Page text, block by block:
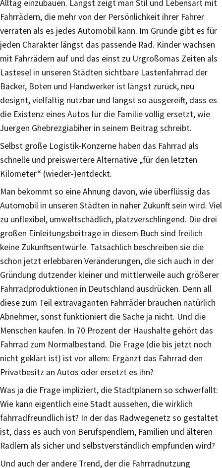
Alltag einzubauen. Längst zeigt man Stil und Lebensart mit
Fahrrädern, die mehr von der Persönlichkeit ihrer Fahrer
verraten als es jedes Automobil kann. Im Grunde gibt es für
jeden Charakter längst das passende Rad. Kinder wachsen
mit Fahrrädern auf und das einst zu Urgroßomas Zeiten als
Lastesel in unseren Städten sichtbare Lastenfahrrad der
Bäcker, Boten und Handwerker ist längst zurück, neu
designt, vielfältig nutzbar und längst so ausgereift, dass es
die Existenz eines Autos für die Familie völlig ersetzt, wie
Juergen Ghebrezgiabiher in seinem Beitrag schreibt.
Selbst große Logistik-Konzerne haben das Fahrrad als
schnelle und preiswertere Alternative „für den letzten
Kilometer“ (wieder-)entdeckt.
Man bekommt so eine Ahnung davon, wie überflüssig das
Automobil in unseren Städten in naher Zukunft sein wird. Viel
zu unflexibel, umweltschädlich, platzverschlingend. Die drei
großen Einleitungsbeiträge in diesem Buch sind freilich
keine Zukunftsentwürfe. Tatsächlich beschreiben sie die
schon jetzt erlebbaren Veränderungen, die sich auch in der
Gründung dutzender kleiner und mittlerweile auch größerer
Fahrradproduktionen in Deutschland ausdrücken. Denn all
diese zum Teil extravaganten Fahrräder brauchen natürlich
Abnehmer, sonst funktioniert die Sache ja nicht. Und die
Menschen kaufen. In 70 Prozent der Haushalte gehört das
Fahrrad zum Normalbestand. Die Frage (die bis jetzt noch
nicht geklärt ist) ist vor allem: Ergänzt das Fahrrad den
Privatbesitz an Autos oder ersetzt es ihn?
Was ja die Frage impliziert, die Stadtplanern so schwerfällt:
Wie kann eigentlich eine Stadt aussehen, die wirklich
fahrradfreundlich ist? In der das Radwegenetz so gestaltet
ist, dass es auch von Berufspendlern, Familien und älteren
Radlern als sicher und selbstverständlich empfunden wird?
Und auch der andere Trend, der die Fahrradnutzung